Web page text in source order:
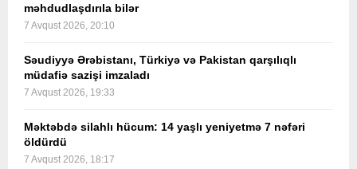
məhdudlaşdırıla bilər
7 Avqust 2026, 20:10
Səudiyyə Ərəbistanı, Türkiyə və Pakistan qarşılıqlı
müdafiə sazişi imzaladı
7 Avqust 2026, 19:33
Məktəbdə silahlı hücum: 14 yaşlı yeniyetmə 7 nəfəri
öldürdü
7 Avqust 2026, 18:17